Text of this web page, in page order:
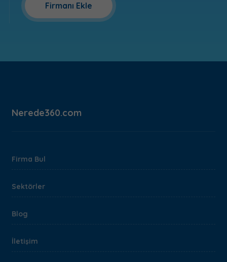
Firmanı Ekle
Nerede360.com
Firma Bul
Sektörler
Blog
İletişim